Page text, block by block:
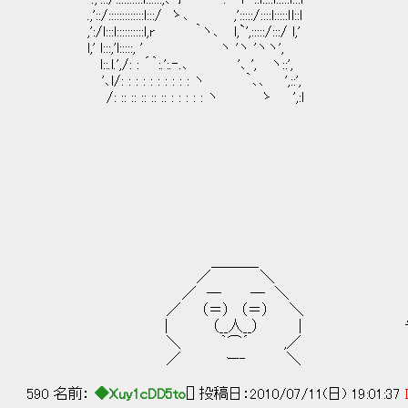
.,'::/:::::::::::::l:::/ ゝ､ ,':::::/::::l:::::ｌl::l
,':/l:::l::::::::::l,r ｀ヽ､ l,`',:::::/:::/ l,'
l,' l:::,'l:::::, ' ヽ 'ヽ 'ヽヽ',
l::.l.',/: : ´｀:.':.‐.､ '､ ', ヽ::',
'､l/: : : : : : : : : : ヽ ｀､､ ',::',
/: :: :: :: :: :: : : : : : ヽ ゝ ',:l
_, -' ´_
., '´ _,-
／ ／／
＼_/ /l / ／
| /ｌ/|７ニ
| l | （○） /
彡彡 （__
＼ ｀
／
／ ＼
／ ─ ─ ＼
／ （＝） （＝） ＼
| （__人__） | やる夫も昨日全く同
＼ ｀⌒´ ,／
／ ー‐ ＼
590 名前： ◆Xuy1cDD5to [] 投稿日：2010/07/11(日) 19:01:37